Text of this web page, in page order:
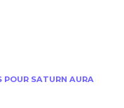
POUR SATURN AURA